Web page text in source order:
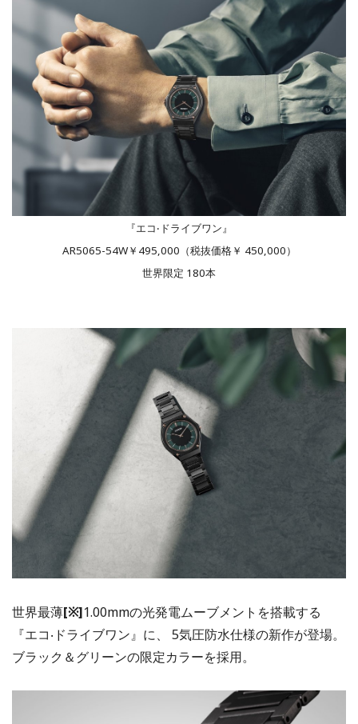
『エコ‧ドライブワン』
AR5065-54W￥495,000（税抜価格￥ 450,000）
世界限定 180本
世界最薄[※]1.00mmの光発電ムーブメントを搭載する
『エコ‧ドライブワン』に、 5気圧防水仕様の新作が登場。
ブラック＆グリーンの限定カラーを採用。